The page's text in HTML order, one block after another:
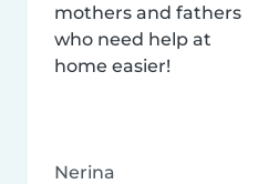
mothers and fathers
who need help at
home easier!
Nerina